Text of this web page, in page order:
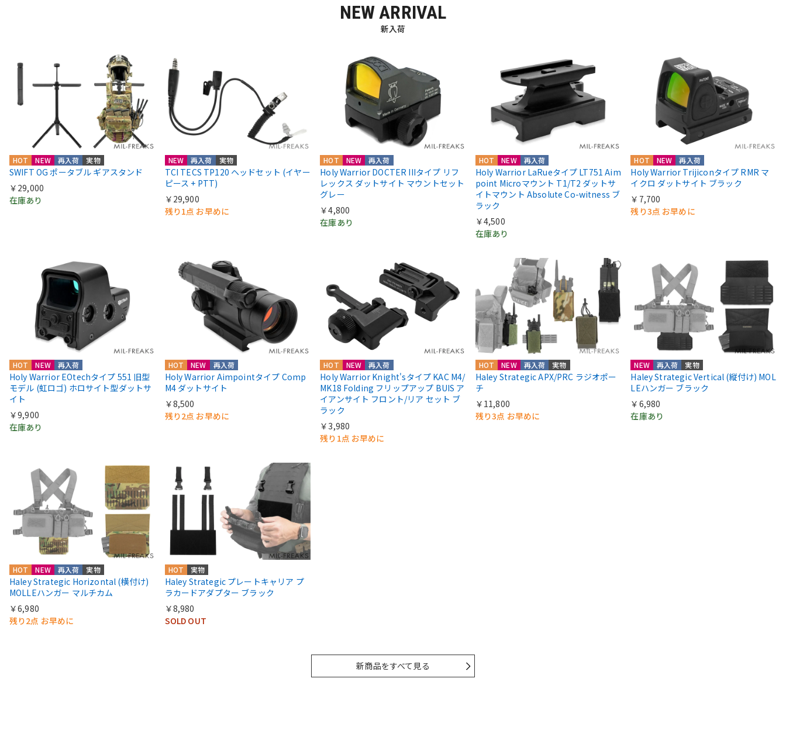
NEW ARRIVAL
新入荷
HOT NEW 再入荷 実物
SWIFT OG ポータブル ギアスタンド
￥29,000
在庫あり
NEW 再入荷 実物
TCI TECS TP120 ヘッドセット (イヤー
ピース + PTT)
￥29,900
残り1点 お早めに
HOT NEW 再入荷
Holy Warrior DOCTER IIIタイプ リフ
レックス ダットサイト マウントセット
グレー
￥4,800
在庫あり
HOT NEW 再入荷
Holy Warrior LaRueタイプ LT751 Aim
point Microマウント T1/T2 ダットサ
イトマウント Absolute Co-witness ブ
ラック
￥4,500
在庫あり
HOT NEW 再入荷
Holy Warrior Trijiconタイプ RMR マ
イクロ ダットサイト ブラック
￥7,700
残り3点 お早めに
HOT NEW 再入荷
Holy Warrior EOtechタイプ 551 旧型
モデル (虹ロゴ) ホロサイト型ダットサ
イト
￥9,900
在庫あり
HOT NEW 再入荷
Holy Warrior Aimpointタイプ Comp
M4 ダットサイト
￥8,500
残り2点 お早めに
HOT NEW 再入荷
Holy Warrior Knight'sタイプ KAC M4/
MK18 Folding フリップアップ BUIS ア
イアンサイト フロント/リア セット ブ
ラック
￥3,980
残り1点 お早めに
HOT NEW 再入荷 実物
Haley Strategic APX/PRC ラジオポー
チ
￥11,800
残り3点 お早めに
NEW 再入荷 実物
Haley Strategic Vertical (縦付け) MOL
LEハンガー ブラック
￥6,980
在庫あり
HOT NEW 再入荷 実物
Haley Strategic Horizontal (横付け)
MOLLEハンガー マルチカム
￥6,980
残り2点 お早めに
HOT 実物
Haley Strategic プレートキャリア プ
ラカードアダプター ブラック
￥8,980
SOLD OUT
新商品をすべて見る